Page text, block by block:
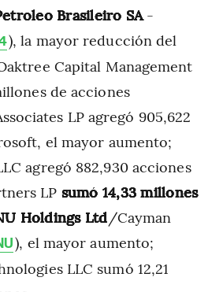
Brasileiro SA-
), la mayor reducción del
Capital Management
de acciones
LP agregó 905,622
el mayor aumento;
agregó 882,930 acciones
LP sumó 14,33 millones
Holdings Ltd/Cayman
), el mayor aumento;
LLC sumó 12,21